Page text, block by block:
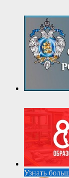
Узнать